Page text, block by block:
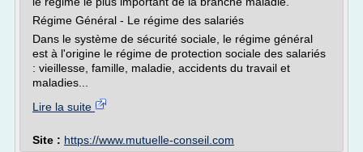
Régime Général - Le régime des salariés
Dans le système de sécurité sociale, le régime général
est à l'origine le régime de protection sociale des salariés
: vieillesse, famille, maladie, accidents du travail et
maladies...
Lire la suite
Site : https://www.mutuelle-conseil.com